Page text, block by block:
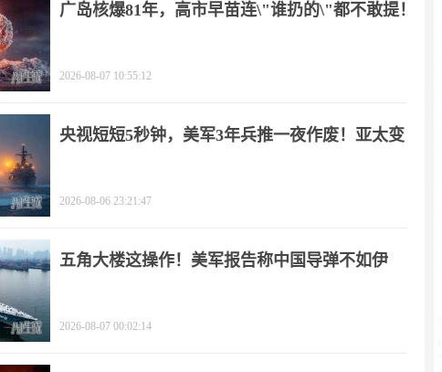
广岛核爆81年，高市早苗连\"谁扔的\"都不敢提！
2026-08-07 10:55:12
央视短短5秒钟，美军3年兵推一夜作废！亚太变
2026-08-06 23:21:47
五角大楼这操作！美军报告称中国导弹不如伊
2026-08-07 00:02:14